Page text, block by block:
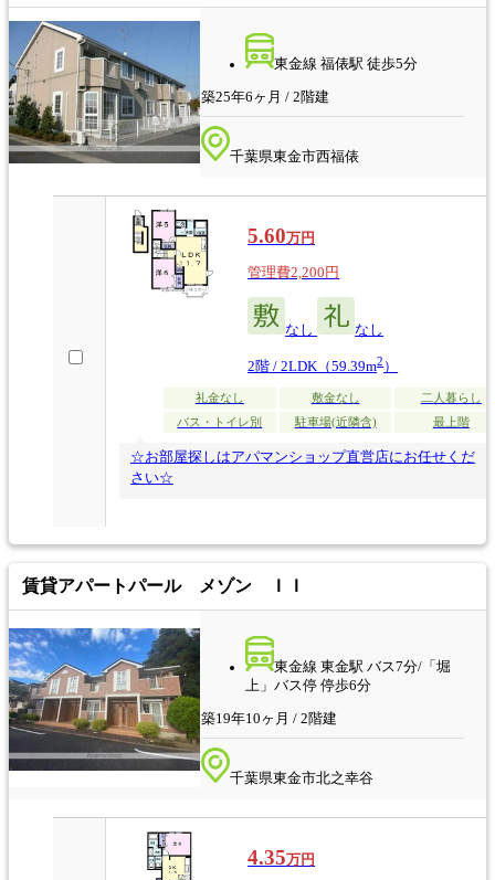
東金線 福俵駅 徒歩5分
築25年6ヶ月 / 2階建
千葉県東金市西福俵
5.60万円
管理費2,200円
なし なし
2階 / 2LDK（59.39m2）
礼金なし 敷金なし
二人暮らし
バス・トイレ別
駐車場(近隣含) 最上階
☆お部屋探しはアパマンショップ直営店にお任せくだ
さい☆
賃貸アパートパール メゾン ＩＩ
東金線 東金駅 バス7分/「堀
上」バス停 停歩6分
築19年10ヶ月 / 2階建
千葉県東金市北之幸谷
4.35万円